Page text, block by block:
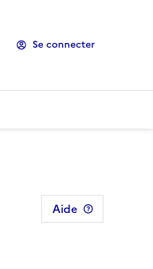
Se connecter
Aide